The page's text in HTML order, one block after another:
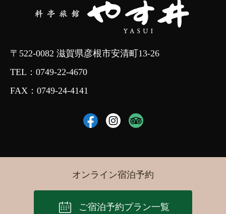
〒522-0082 滋賀県彦根市安清町13-26
TEL： 0749-22-4670
FAX：0749-24-4141
オンライン宿泊予約
ご宿泊予約プラン一覧